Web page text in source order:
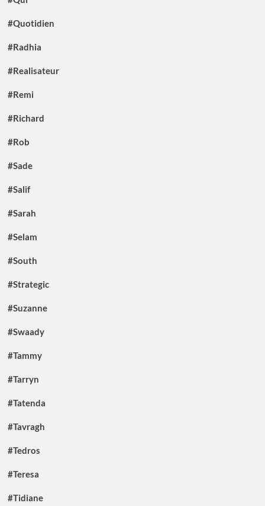
#Quotidien
#Radhia
#Realisateur
#Remi
#Richard
#Rob
#Sade
#Salif
#Sarah
#Selam
#South
#Strategic
#Suzanne
#Swaady
#Tammy
#Tarryn
#Tatenda
#Tavragh
#Tedros
#Teresa
#Tidiane